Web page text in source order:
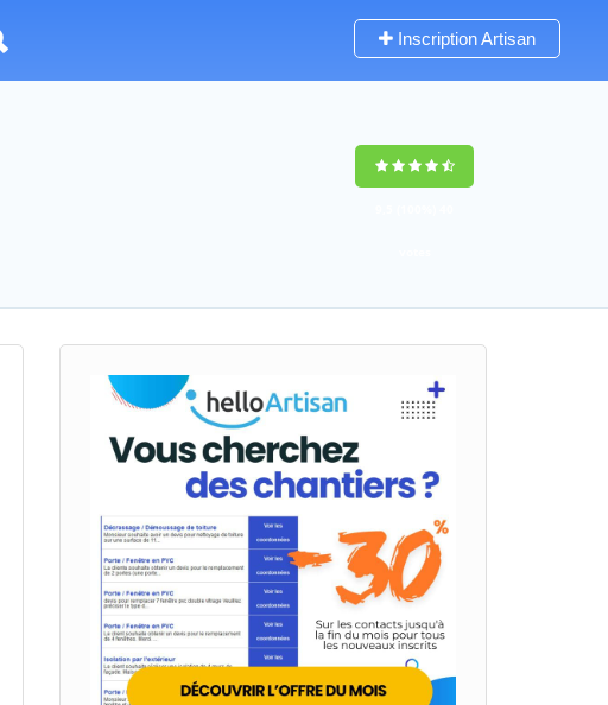
Inscription Artisan